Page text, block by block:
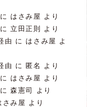
に はさみ屋 より
に 立田正則 より
由 に はさみ屋 よ
由 に匿名
より
に はさみ屋 より
に森憲司
より
さみ屋 より